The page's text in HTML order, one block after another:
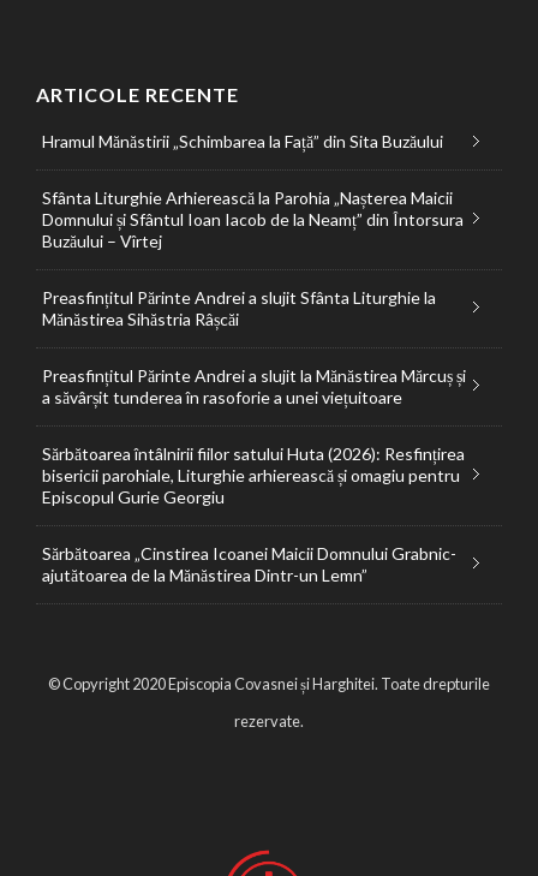
ARTICOLE RECENTE
Hramul Mănăstirii „Schimbarea la Față” din Sita Buzăului
Sfânta Liturghie Arhierească la Parohia „Nașterea Maicii
Domnului și Sfântul Ioan Iacob de la Neamț” din Întorsura
Buzăului – Vîrtej
Preasfințitul Părinte Andrei a slujit Sfânta Liturghie la
Mănăstirea Sihăstria Râșcăi
Preasfințitul Părinte Andrei a slujit la Mănăstirea Mărcuș și
a săvârșit tunderea în rasoforie a unei viețuitoare
Sărbătoarea întâlnirii fiilor satului Huta (2026): Resfințirea
bisericii parohiale, Liturghie arhierească și omagiu pentru
Episcopul Gurie Georgiu
Sărbătoarea „Cinstirea Icoanei Maicii Domnului Grabnic-
ajutătoarea de la Mănăstirea Dintr-un Lemn”
© Copyright 2020 Episcopia Covasnei și Harghitei. Toate drepturile
rezervate.